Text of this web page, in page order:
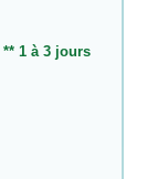
** 1 à 3 jours